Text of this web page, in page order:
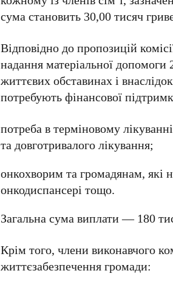
сума становить 30,00 тисяч
Відповідно до пропозицій
надання матеріальної
життєвих обставинах і
потребують фінансової
потреба в терміновому
та довготривалого лікування;
онкохворим та громадянам, які
онкодиспансері тощо.
Загальна сума виплати — 180
Крім того, члени виконавчого
життєзабезпечення громади: